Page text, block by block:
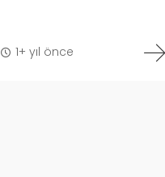
1+ yıl önce